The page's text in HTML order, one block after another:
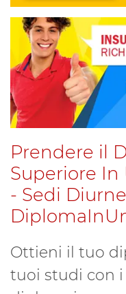
Prendere il
Superiore In
- Sedi
Ottieni il tuo
tuoi studi con i